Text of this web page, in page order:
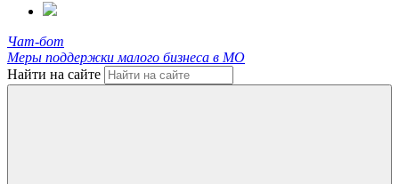
Чат-бот
Меры поддержки малого бизнеса в МО
Найти на сайте